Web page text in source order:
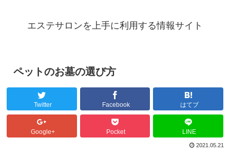
エステサロンを上手に利用する情報サイト
ペットのお墓の選び方
Twitter Facebook はてブ
Google+ Pocket LINE
2021.05.21